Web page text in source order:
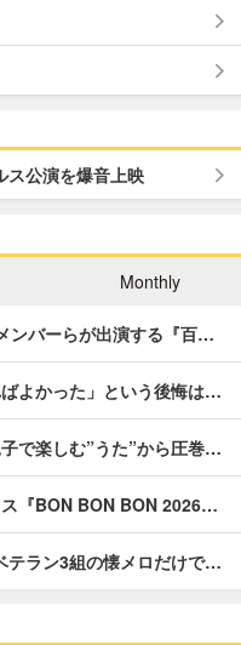
ス公演を爆音上映
Monthly
ンバーらが出演する『百…
よかった」という後悔は…
で楽しむ”うた”から圧巻…
『BON BON BON 2026…
テラン3組の懐メロだけで…